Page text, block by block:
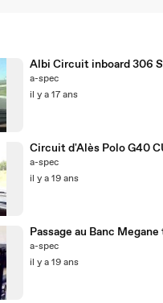
Albi Circuit inboard 306
a-spec
il y a 17 ans
Circuit d'Alès Polo G40
a-spec
il y a 19 ans
Passage au Banc
a-spec
il y a 19 ans